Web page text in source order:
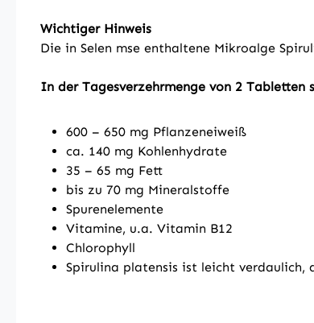
Wichtiger Hinweis
Die in Selen mse enthaltene Mikroalge
In der Tagesverzehrmenge von 2
600 – 650 mg Pflanzeneiweiß
ca. 140 mg Kohlenhydrate
35 – 65 mg Fett
bis zu 70 mg Mineralstoffe
Spurenelemente
Vitamine, u.a. Vitamin B12
Chlorophyll
Spirulina platensis ist leicht